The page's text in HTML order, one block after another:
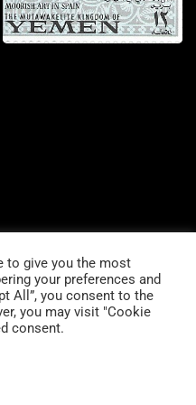
to give you the most
your preferences and
All”, you consent to the
you may visit "Cookie
consent.